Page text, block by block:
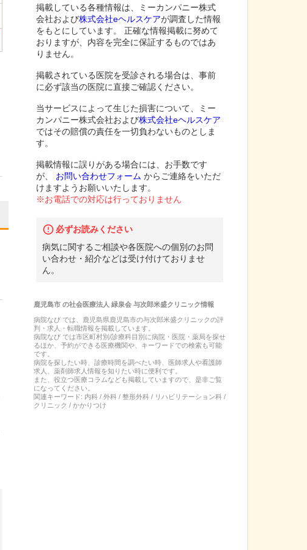
掲載している各種情報は、ミーカンパニー株式
会社および株式会社eヘルスケアが調査した情報
をもとにしています。 正確な情報掲載に努めて
おりますが、内容を完全に保証するものではあ
りません。
掲載されている医院を受診される場合は、事前
に必ず該当の医院に直接ご確認ください。
当サービスによって生じた損害について、ミー
カンパニー株式会社および株式会社eヘルスケア
ではその賠償の責任を一切負わないものとしま
す。
掲載情報に誤りがある場合には、お手数です
が、
お問い合わせフォーム からご連絡をいただ
けますようお願いいたします。
※お電話での対応は行っておりません
必ずお読みください
病気に関するご相談や各医院への個別のお問
い合わせ・紹介などは受け付けておりませ
ん。
鹿児島市の社会医療法人 緑泉会 与次郎米盛クリニック情報
病院なび では、 鹿児島県鹿児島市の与次郎米盛クリニックの評
判・求人・転職情報を掲載しています。
病院なび では市区町村別/診療科目別に病院・医院・薬局を探せ
るほか、予約ができる医療機関や、キーワードでの検索も可能
です。
病院を探したい時、診療時間を調べたい時、医師求人や看護師
求人、薬剤師求人情報を知りたい時に便利です。
また、役立つ医療コラムなども掲載していますので、是非ご覧
になってください。
関連キーワード: 内科 / 外科 / 整形外科 / リハビリテーション科 /
クリニック / かかりつけ